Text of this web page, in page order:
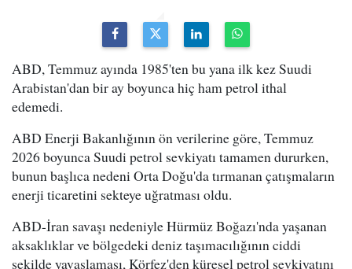
ABD, Temmuz ayında 1985'ten bu yana ilk kez Suudi
Arabistan'dan bir ay boyunca hiç ham petrol ithal
edemedi.
ABD Enerji Bakanlığının ön verilerine göre, Temmuz
2026 boyunca Suudi petrol sevkiyatı tamamen dururken,
bunun başlıca nedeni Orta Doğu'da tırmanan çatışmaların
enerji ticaretini sekteye uğratması oldu.
ABD-İran savaşı nedeniyle Hürmüz Boğazı'nda yaşanan
aksaklıklar ve bölgedeki deniz taşımacılığının ciddi
şekilde yavaşlaması, Körfez'den küresel petrol sevkiyatını